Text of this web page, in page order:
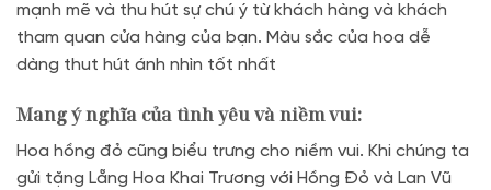
mạnh mẽ và thu hút sự chú ý từ khách hàng và khách
tham quan cửa hàng của bạn. Màu sắc của hoa dễ
dàng thut hút ánh nhìn tốt nhất
Mang ý nghĩa của tình yêu và niềm vui:
Hoa hồng đỏ cũng biểu trưng cho niềm vui. Khi chúng ta
gửi tặng Lẵng Hoa Khai Trương với Hồng Đỏ và Lan Vũ